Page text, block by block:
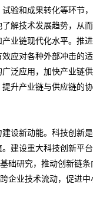
验和成果转化等环节
解技术发展趋势，从
业链现代化水平。推
应对各种外部冲击的
泛应用，加快产业链
升产业链与供应链的
设新动能。科技创新
建设重大科技创新平
础研究，推动创新链
企业技术流动，促进